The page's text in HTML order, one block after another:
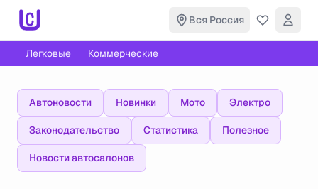
Вся Россия
Легковые Коммерческие
Автоновости Новинки Мото Электро
Законодательство Статистика Полезное
Новости автосалонов